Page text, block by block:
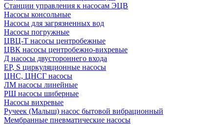
Станции управления к насосам ЭЦВ
Насосы консольные
Насосы для загрязненных вод
Насосы погружные
ЦВЦ-Т насосы центробежные
ЦВК насосы центробежно-вихревые
Д насосы двустороннего входа
EP, S циркуляционные насосы
ЦНС, ЦНСГ насосы
ЛМ насосы линейные
РШ насосы шиберные
Насосы вихревые
Ручеек (Малыш) насос бытовой вибрационный
Мембранные пневматические насосы